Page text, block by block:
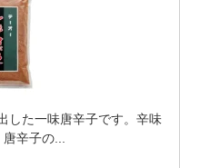
した一味唐辛子です。辛味
辛子の...